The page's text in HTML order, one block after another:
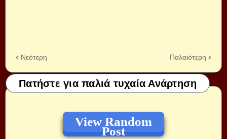
Νεότερη Παλαιότερη
Πατήστε για παλιά τυχαία Ανάρτηση
View Random
Post